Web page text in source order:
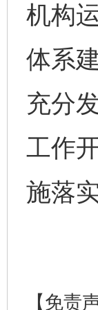
机构
体系
充分
工作
施落
【免责
网上